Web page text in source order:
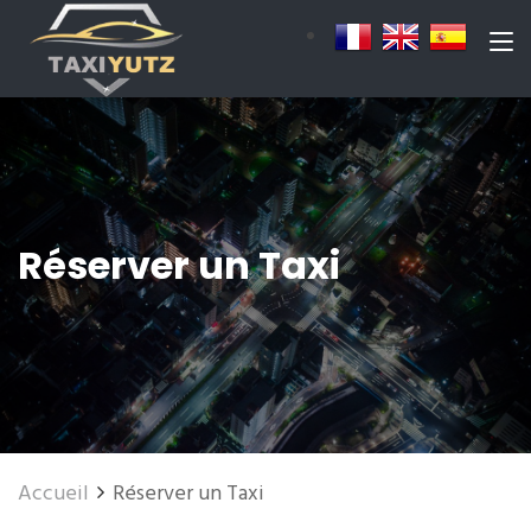
Réserver un Taxi
Accueil Réserver un Taxi